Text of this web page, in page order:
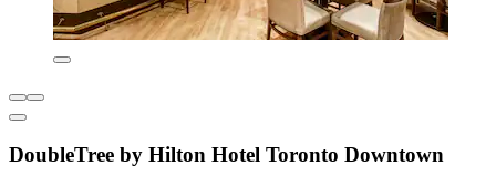
DoubleTree by Hilton Hotel Toronto Downtown